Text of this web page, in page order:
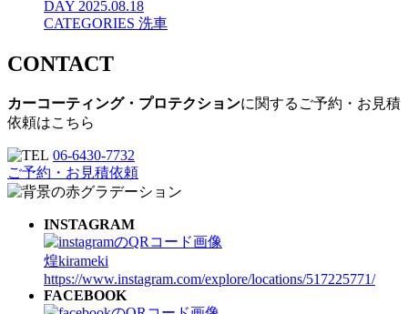
DAY 2025.08.18
CATEGORIES 洗車
CONTACT
カーコーティング・プロテクションに関するご予約・お見積
依頼はこちら
06-6430-7732
ご予約・お見積依頼
INSTAGRAM
煌kirameki
https://www.instagram.com/explore/locations/517225771/
FACEBOOK